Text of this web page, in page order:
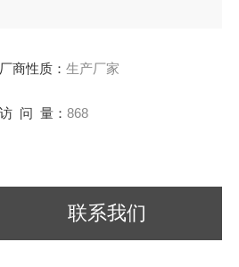
厂商性质：生产厂家
访 问 量：868
联系我们